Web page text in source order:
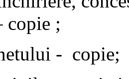
copie ;
- copie;